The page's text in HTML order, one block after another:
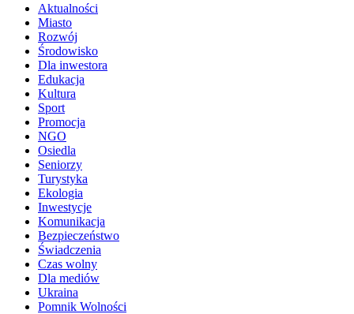
Aktualności
Miasto
Rozwój
Środowisko
Dla inwestora
Edukacja
Kultura
Sport
Promocja
NGO
Osiedla
Seniorzy
Turystyka
Ekologia
Inwestycje
Komunikacja
Bezpieczeństwo
Świadczenia
Czas wolny
Dla mediów
Ukraina
Pomnik Wolności